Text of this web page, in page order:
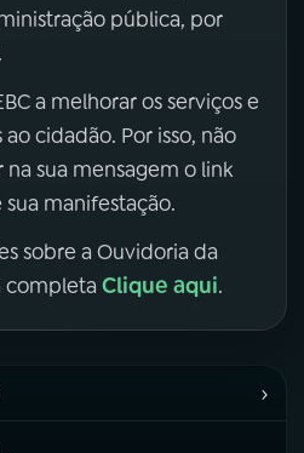
pública, por
a melhorar os serviços e
cidadão. Por isso, não
sua mensagem o link
manifestação.
sobre a Ouvidoria da
completa Clique aqui.
›